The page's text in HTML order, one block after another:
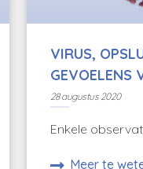
VIRUS,
GEVOELENS
28 augustus 2020
Enkele
Meer te